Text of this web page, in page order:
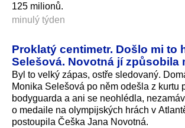
125 milionů.
minulý týden
Proklatý centimetr. Došlo mi to
Selešová. Novotná jí způsobila
Byl to velký zápas, ostře sledovaný.
Monika Selešová po něm odešla z kurtu
bodyguarda a ani se neohlédla,
o medaile na olympijských hrách v
postoupila Češka Jana Novotná.